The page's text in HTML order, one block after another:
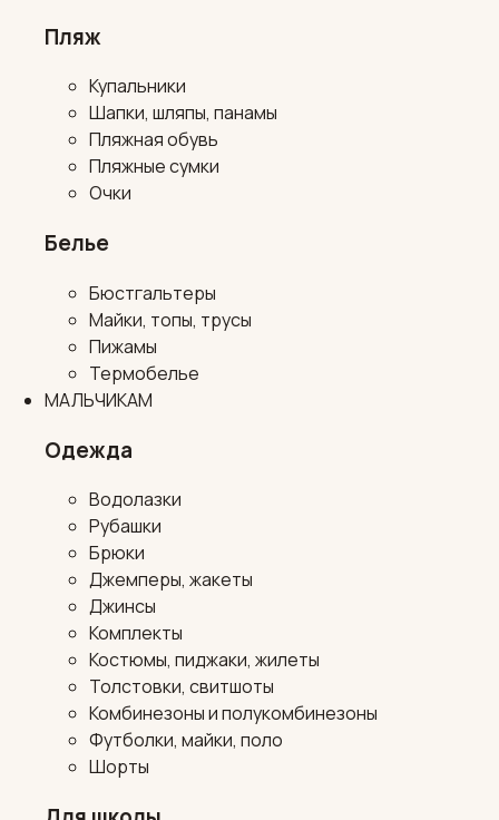
Пляж
Купальники
Шапки, шляпы, панамы
Пляжная обувь
Пляжные сумки
Очки
Белье
Бюстгальтеры
Майки, топы, трусы
Пижамы
Термобелье
МАЛЬЧИКАМ
Одежда
Водолазки
Рубашки
Брюки
Джемперы, жакеты
Джинсы
Комплекты
Костюмы, пиджаки, жилеты
Толстовки, свитшоты
Комбинезоны и полукомбинезоны
Футболки, майки, поло
Шорты